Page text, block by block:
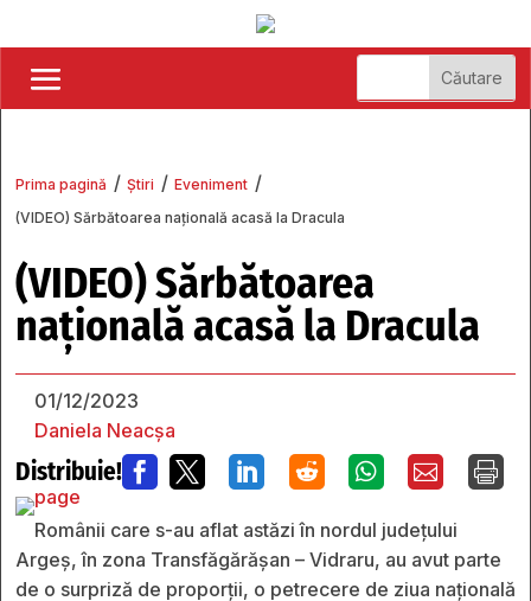
Prima pagină / Știri / Eveniment /
(VIDEO) Sărbătoarea națională acasă la Dracula
(VIDEO) Sărbătoarea
națională acasă la Dracula
01/12/2023
Daniela Neacșa
Distribuie!       
Românii care s-au aflat astăzi în nordul județului
Argeș, în zona Transfăgărășan – Vidraru, au avut parte
de o surpriză de proporții, o petrecere de ziua națională